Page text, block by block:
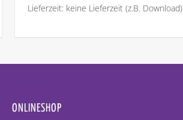
Lieferzeit: keine Lieferzeit (z.B. Download)
ONLINESHOP